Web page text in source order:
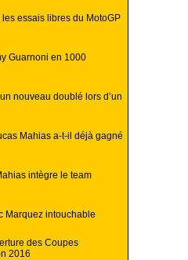
essais libres du MotoGP
Guarnoni en 1000
nouveau doublé lors d’un
Mahias a-t-il déjà gagné
intègre le team
Marquez intouchable
des Coupes
2016